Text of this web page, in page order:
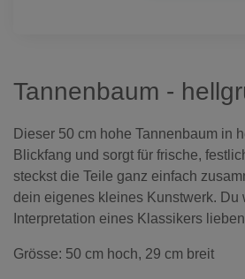
Tannenbaum -
Dieser 50 cm hohe Tannenbaum in
Blickfang und sorgt für frische,
steckst die Teile ganz einfach
dein eigenes kleines Kunstwerk. Du
Interpretation eines Klassikers
Grösse: 50 cm hoch, 29 cm breit